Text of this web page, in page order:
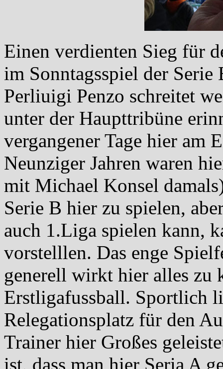
Einen verdienten Sieg für
im Sonntagsspiel der
Perliuigi Penzo schreitet
unter der Haupttribüne
vergangener Tage hier am
Neunziger Jahren waren
mit Michael Konsel
Serie B hier zu spielen,
auch 1.Liga spielen kann,
vorstelllen. Das enge
generell wirkt hier alles zu
Erstligafussball. Sportlich
Relegationsplatz für den
Trainer hier Großes
ist, dass man hier Seria A